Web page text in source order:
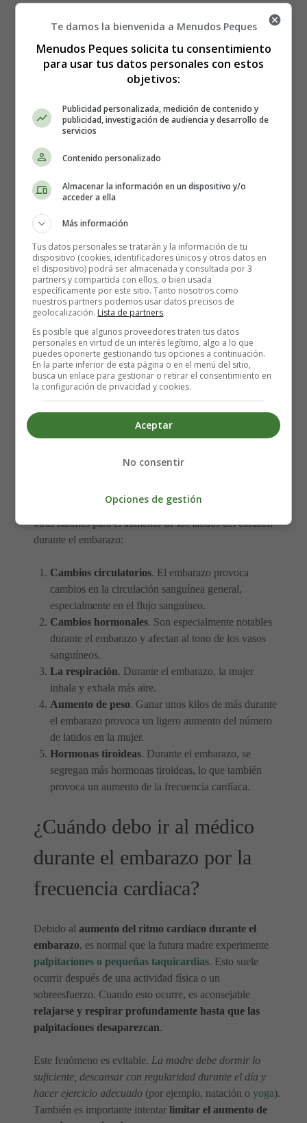
supone ningún riesgo para la madre ni para el feto
que tiene sus propios latidos y está aislado y protegido en
¿Por qué aumentan los latidos
del corazón durante el
embarazo?
El útero, la placenta y el feto crecen durante todo el
embarazo. En consecuencia, necesitan más sangre para
apoyar el proceso de crecimiento. Además, el corazón
estará sometido a una mayor tensión. Pero también hay
otras razones para el aumento de los latidos del corazón
durante el embarazo:
¿Por qué aumentan los latidos
del corazón durante el
embarazo?
El útero, la placenta y el feto crecen durante todo el
estará sometido a una mayor tensión. Pero también hay
otras razones para el aumento de los latidos del corazón
durante el embarazo:
Cambios circulatorios. El embarazo provoca
cambios en la circulación sanguínea general,
especialmente en el flujo sanguíneo.
Cambios hormonales. Son especialmente notables
durante el embarazo y afectan al tono de los vasos
sanguíneos.
La respiración. Durante el embarazo, la mujer
inhala y exhala más aire.
Aumento de peso. Ganar unos kilos de más durante
el embarazo provoca un ligero aumento del número
de latidos en la mujer.
Hormonas tiroideas. Durante el embarazo, se
segregan más hormonas tiroideas, lo que también
provoca un aumento de la frecuencia cardíaca.
¿Cuándo debo ir al médico
durante el embarazo por la
frecuencia cardiaca?
Debido al aumento del ritmo cardíaco durante el
embarazo, es normal que la futura madre experimente
palpitaciones o pequeñas taquicardias. Esto suele
ocurrir después de una actividad física o un
sobreesfuerzo. Cuando esto ocurre, es aconsejable
relajarse y respirar profundamente hasta que las
palpitaciones desaparezcan.
Este fenómeno es evitable. La madre debe dormir lo
suficiente, descansar con regularidad durante el día y
hacer ejercicio adecuado (por ejemplo, natación o yoga).
También es importante intentar limitar el aumento de
Te damos la bienvenida a Menudos Peques
Menudos Peques solicita tu consentimiento
para usar tus datos personales con estos
objetivos:
Publicidad personalizada, medición de contenido y
publicidad, investigación de audiencia y desarrollo de
servicios
Contenido personalizado
Almacenar la información en un dispositivo y/o
acceder a ella
Más información
Tus datos personales se tratarán y la información de tu
dispositivo (cookies, identificadores únicos y otros datos en
el dispositivo) podrá ser almacenada y consultada por 3
partners y compartida con ellos, o bien usada
específicamente por este sitio. Tanto nosotros como
nuestros partners podemos usar datos precisos de
geolocalización. Lista de partners.
Es posible que algunos proveedores traten tus datos
personales en virtud de un interés legítimo, algo a lo que
puedes oponerte gestionando tus opciones a continuación.
En la parte inferior de esta página o en el menú del sitio,
busca un enlace para gestionar o retirar el consentimiento en
la configuración de privacidad y cookies.
Aceptar
No consentir
Opciones de gestión